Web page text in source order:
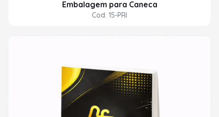
Embalagem para Caneca
Cod. 15-PRI